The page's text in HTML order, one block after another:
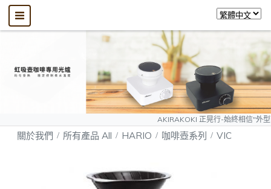
AKIRAKOKI 正晃行-始終相信"
關於我們 所有產品 All HARIO 咖啡壺系列 VIC